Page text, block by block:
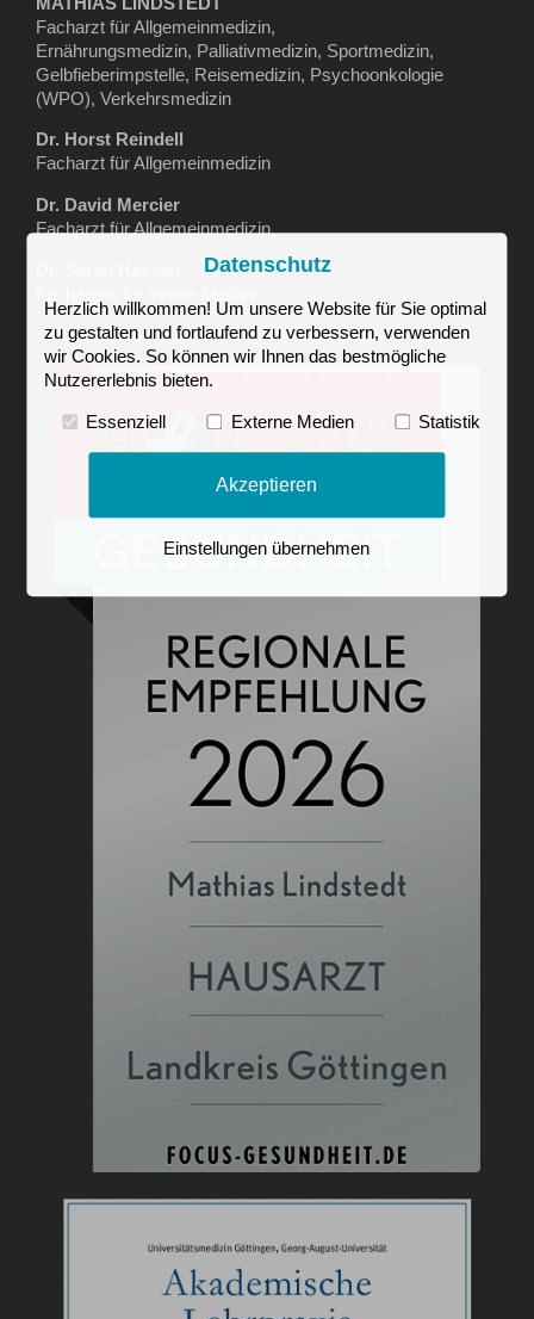
Facharzt für Allgemeinmedizin,
Ernährungsmedizin, Palliativmedizin, Sportmedizin,
Gelbfieberimpstelle, Reisemedizin, Psychoonkologie
(WPO), Verkehrsmedizin
Dr. Horst Reindell
Facharzt für Allgemeinmedizin
Dr. David Mercier
Facharzt für Allgemeinmedizin
UNSER ENGAGEMENT FÜR IHRE GESUNDHEIT
Datenschutz
Herzlich willkommen! Um unsere Website für Sie optimal
zu gestalten und fortlaufend zu verbessern, verwenden
wir Cookies. So können wir Ihnen das bestmögliche
Nutzererlebnis bieten.
Essenziell Externe Medien Statistik
Akzeptieren
Einstellungen übernehmen